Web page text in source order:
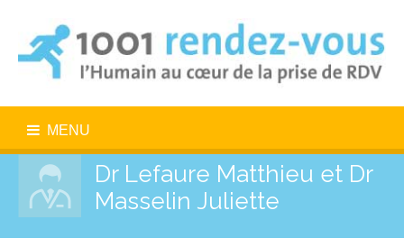
MENU
Dr Lefaure Matthieu et Dr
Masselin Juliette